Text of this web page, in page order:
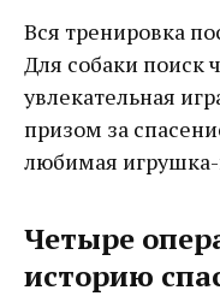
Вся тренировка
Для собаки поиск
увлекательная
призом за
любимая
Четыре
историю